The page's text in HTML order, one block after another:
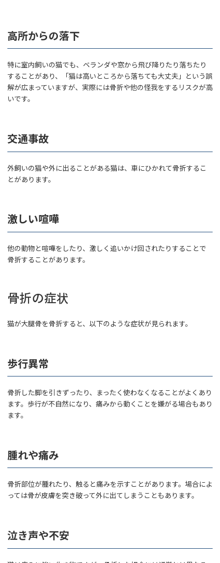
高所からの落下
特に室内飼いの猫でも、ベランダや窓から飛び降りたり落ちたり
することがあり、「猫は高いところから落ちても大丈夫」という誤
解が広まっていますが、実際には骨折や他の怪我をするリスクが高
いです。
交通事故
外飼いの猫や外に出ることがある猫は、車にひかれて骨折するこ
とがあります。
激しい喧嘩
他の動物と喧嘩をしたり、激しく追いかけ回されたりすることで
骨折することがあります。
骨折の症状
猫が大腿骨を骨折すると、以下のような症状が見られます。
歩行異常
骨折した脚を引きずったり、まったく使わなくなることがよくあり
ます。歩行が不自然になり、痛みから動くことを嫌がる場合もあり
ます。
腫れや痛み
骨折部位が腫れたり、触ると痛みを示すことがあります。場合によ
っては骨が皮膚を突き破って外に出てしまうこともあります。
泣き声や不安